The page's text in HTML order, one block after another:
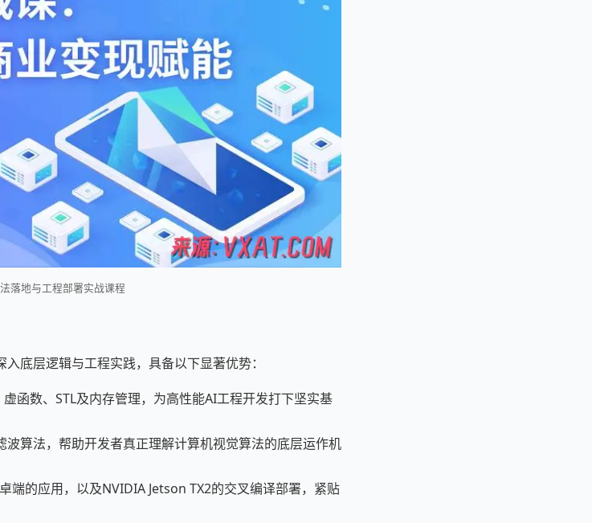
落地与工程部署实战课程
底层逻辑与工程实践，具备以下显著优势：
函数、STL及内存管理，为高性能AI工程开发打下坚实基
波算法，帮助开发者真正理解计算机视觉算法的底层运作机
端的应用，以及NVIDIA Jetson TX2的交叉编译部署，紧贴